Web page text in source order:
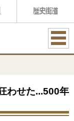
ME
わせた...500年